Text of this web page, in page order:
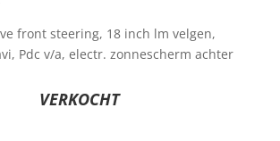
front steering, 18 inch lm velgen,
Pdc v/a, electr. zonnescherm achter
VERKOCHT